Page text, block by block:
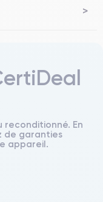
En
de garanties
appareil.